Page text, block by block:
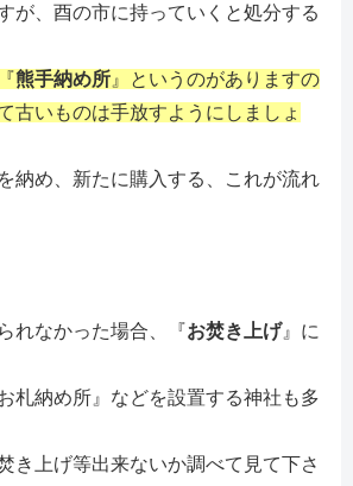
が、酉の市に持っていくと処分する
熊手納め所 』というのがありますの
古いものは手放すようにしましょ
納め、新たに購入する、これが流れ
れなかった場合、『お焚き上げ』に
札納め所』などを設置する神社も多
き上げ等出来ないか調べて見て下さ